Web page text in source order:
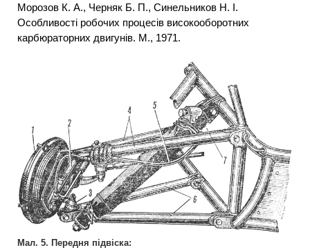
Морозов К. А., Черняк Б. П., Синельников Н. І.
Особливості робочих процесів високооборотних
карбюраторних двигунів. М., 1971.
Мал. 5. Передня підвіска: